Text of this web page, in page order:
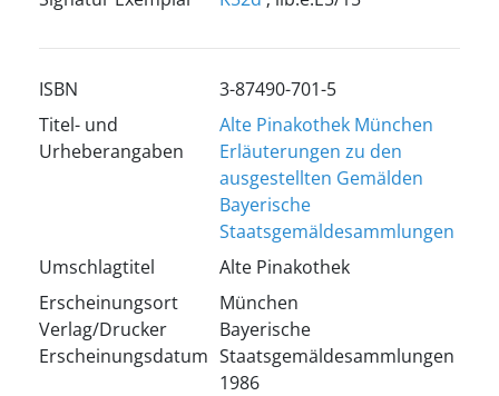
ISBN
3-87490-701-5
Titel- und
Urheberangaben
Alte Pinakothek München
Erläuterungen zu den
ausgestellten Gemälden
Bayerische
Staatsgemäldesammlungen
Umschlagtitel
Alte Pinakothek
Erscheinungsort
Verlag/Drucker
Erscheinungsdatum
München
Bayerische
Staatsgemäldesammlungen
1986